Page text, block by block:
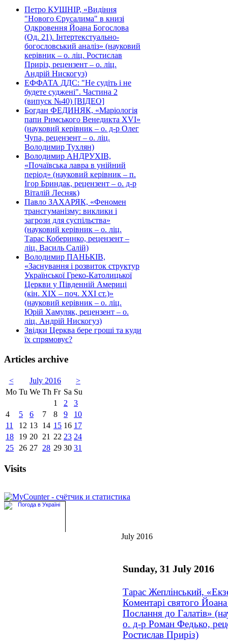
Петро КУШНІР, «Видіння
"Нового Єрусалима" в книзі
Одкровення Йоана Богослова
(Од. 21). Інтертекстуально-
богословський аналіз» (науковий
керівник – о. ліц. Ростислав
Приріз, рецензент – о. ліц.
Андрій Нискогуз)
ЕФФАТА ДДС: "Не судіть і не
будете суджені". Частина 2
(випуск №40) [ВІДЕО]
Богдан ФЕДИНЯК, «Маріологія
папи Римського Венедикта XVI»
(науковий керівник – о. д-р Олег
Чупа, рецензент – о. ліц.
Володимир Тухлян)
Володимир АНДРУХІВ,
«Почаївська лавра в унійний
період» (науковий керівник – п.
Ігор Бриндак, рецензент – о. д-р
Віталій Лесняк)
Павло ЗАХАРЯК, «Феномен
трансгуманізму: виклики і
загрози для суспільства»
(науковий керівник – о. ліц.
Тарас Коберинко, рецензент –
ліц. Василь Салій)
Володимир ПАНЬКІВ,
«Заснування і розвиток структур
Української Греко-Католицької
Церкви у Південній Америці
(кін. ХІХ – поч. ХХІ ст.)»
(науковий керівник – о. ліц.
Юрій Хамуляк, рецензент – о.
ліц. Андрій Нискогуз)
Звідки Церква бере гроші та куди
їх спрямовує?
Articles archive
< July 2016
>
Mo Tu We Th Fr Sa Su
1
2
3
4
5 6 7 8 9
10
11
12 13 14 15 16 17
18
19 20 21 22 23 24
25
26 27 28 29 30 31
Visits
July 2016
Sunday, 31 July 2016
Тарас Жеплінський,
Коментарі святого
Послання до Галатів»
о. д-р Роман Федько,
Ростислав Приріз)